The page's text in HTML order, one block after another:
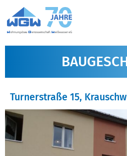
Turnerstraße 15,